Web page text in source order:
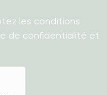
les conditions
de confidentialité et